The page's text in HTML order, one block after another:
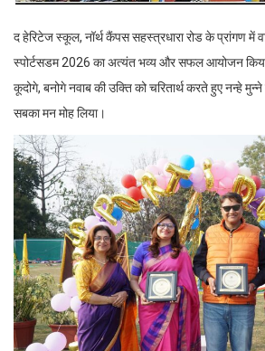
द हेरिटेज स्कूल, नॉर्थ कैंपस सहस्त्रधारा रोड के प्रांगण में
स्पोर्टसडम 2026 का अत्यंत भव्य और सफल आयोजन
कूदोगे, बनोगे नवाब की उक्ति को चरितार्थ करते हुए नन्हे
सबका मन मोह लिया।